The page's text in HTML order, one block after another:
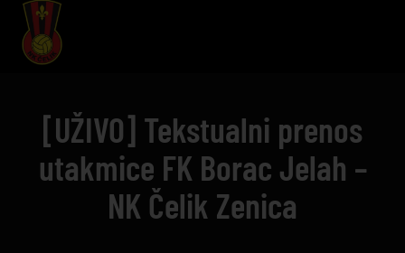
[UŽIVO] Tekstualni prenos
utakmice FK Borac Jelah –
NK Čelik Zenica